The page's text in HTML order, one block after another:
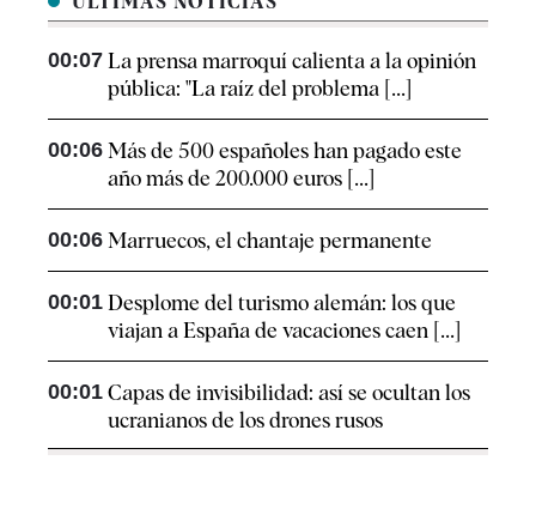
00:07 La prensa marroquí calienta a la opinión
pública: "La raíz del problema [...]
00:06 Más de 500 españoles han pagado este
año más de 200.000 euros [...]
00:06 Marruecos, el chantaje permanente
00:01 Desplome del turismo alemán: los que
viajan a España de vacaciones caen [...]
00:01 Capas de invisibilidad: así se ocultan los
ucranianos de los drones rusos